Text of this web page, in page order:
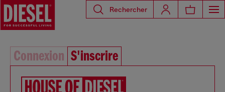
Rechercher
Connexion S'inscrire